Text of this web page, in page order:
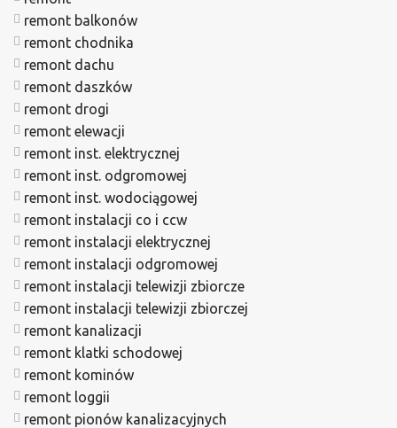
remont balkonów
remont chodnika
remont dachu
remont daszków
remont drogi
remont elewacji
remont inst. elektrycznej
remont inst. odgromowej
remont inst. wodociągowej
remont instalacji co i ccw
remont instalacji elektrycznej
remont instalacji odgromowej
remont instalacji telewizji zbiorcze
remont instalacji telewizji zbiorczej
remont kanalizacji
remont klatki schodowej
remont kominów
remont loggii
remont pionów kanalizacyjnych